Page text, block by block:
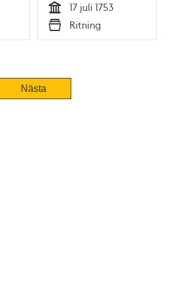
Tid
17 juli 1753
Typ
Ritning
Nästa